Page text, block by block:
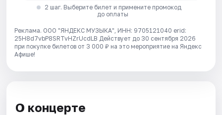
2 шаг. Выберите билет и примените промокод
до оплаты
Реклама. ООО "ЯНДЕКС МУЗЫКА", ИНН: 9705121040 erid:
25H8d7vbP8SRTvHZrUcdLB Действует до 30 сентября 2026
при покупке билетов от 3 000 ₽ на это мероприятие на Яндекс
Афише!
О концерте